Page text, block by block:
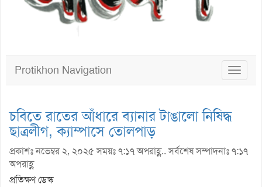
Toggle
Protikhon Navigation
চবিতে রাতের আঁধারে ব্যানার টাঙালো নিষিদ্ধ
ছাত্রলীগ, ক্যাম্পাসে তোলপাড়
প্রকাশঃ নভেম্বর ২, ২০২৫ সময়ঃ ৭:১৭ অপরাহ্ণ.. সর্বশেষ সম্পাদনাঃ ৭:১৭
অপরাহ্ণ
প্রতিক্ষণ ডেস্ক